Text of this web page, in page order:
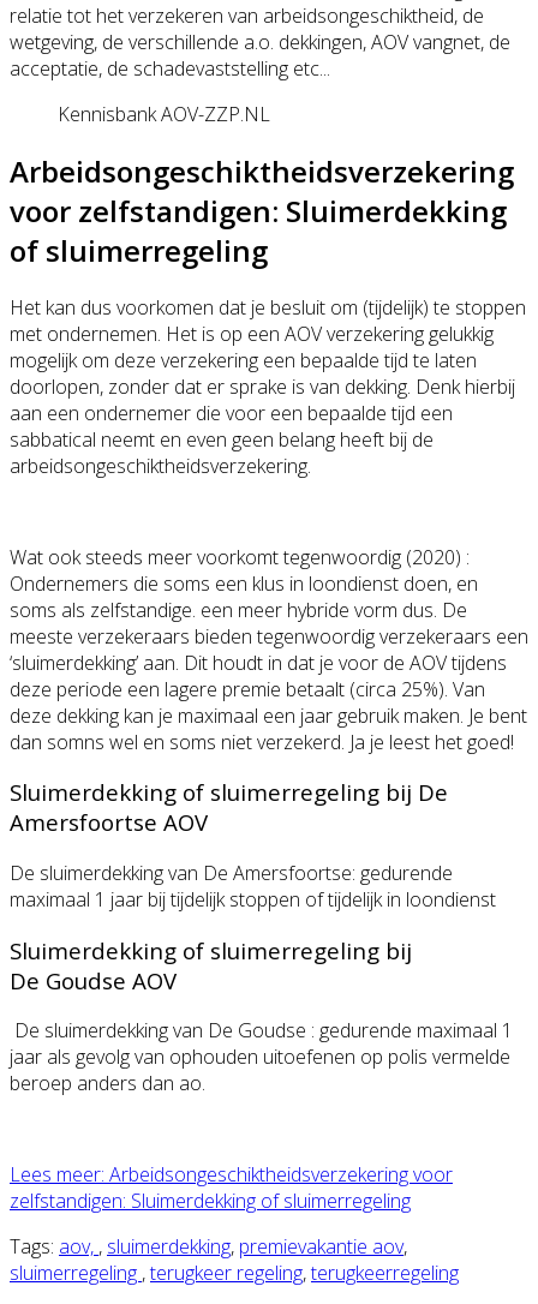
relatie tot het verzekeren van arbeidsongeschiktheid, de
wetgeving, de verschillende a.o. dekkingen, AOV vangnet, de
acceptatie, de schadevaststelling etc...
Kennisbank AOV-ZZP.NL
Arbeidsongeschiktheidsverzekering
voor zelfstandigen: Sluimerdekking
of sluimerregeling
Het kan dus voorkomen dat je besluit om (tijdelijk) te stoppen
met ondernemen. Het is op een AOV verzekering gelukkig
mogelijk om deze verzekering een bepaalde tijd te laten
doorlopen, zonder dat er sprake is van dekking. Denk hierbij
aan een ondernemer die voor een bepaalde tijd een
sabbatical neemt en even geen belang heeft bij de
arbeidsongeschiktheidsverzekering.
Wat ook steeds meer voorkomt tegenwoordig (2020) :
Ondernemers die soms een klus in loondienst doen, en
soms als zelfstandige. een meer hybride vorm dus. De
meeste verzekeraars bieden tegenwoordig verzekeraars een
‘sluimerdekking’ aan. Dit houdt in dat je voor de AOV tijdens
deze periode een lagere premie betaalt (circa 25%). Van
deze dekking kan je maximaal een jaar gebruik maken. Je bent
dan somns wel en soms niet verzekerd. Ja je leest het goed!
Sluimerdekking of sluimerregeling bij De
Amersfoortse AOV
De sluimerdekking van De Amersfoortse: gedurende
maximaal 1 jaar bij tijdelijk stoppen of tijdelijk in loondienst
Sluimerdekking of sluimerregeling bij
De Goudse AOV
De sluimerdekking van De Goudse : gedurende maximaal 1
jaar als gevolg van ophouden uitoefenen op polis vermelde
beroep anders dan ao.
Lees meer: Arbeidsongeschiktheidsverzekering voor
zelfstandigen: Sluimerdekking of sluimerregeling
Tags: aov, , sluimerdekking, premievakantie aov,
sluimerregeling ,terugkeer regeling,terugkeerregeling